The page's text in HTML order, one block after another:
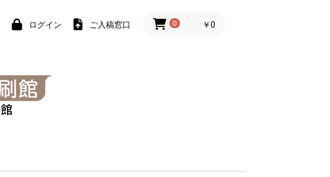
ログイン ご入稿窓口 0 ￥0